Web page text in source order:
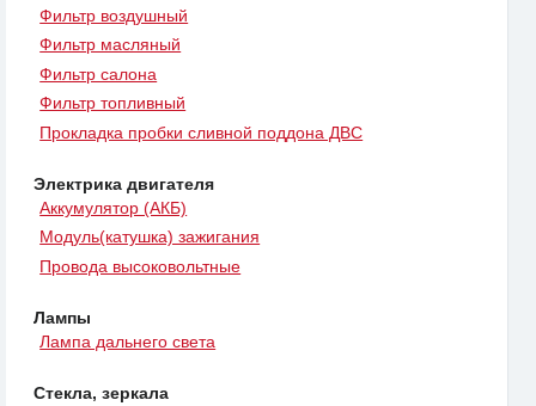
Фильтр воздушный
Фильтр масляный
Фильтр салона
Фильтр топливный
Прокладка пробки сливной поддона ДВС
Электрика двигателя
Аккумулятор (АКБ)
Модуль(катушка) зажигания
Провода высоковольтные
Лампы
Лампа дальнего света
Стекла, зеркала